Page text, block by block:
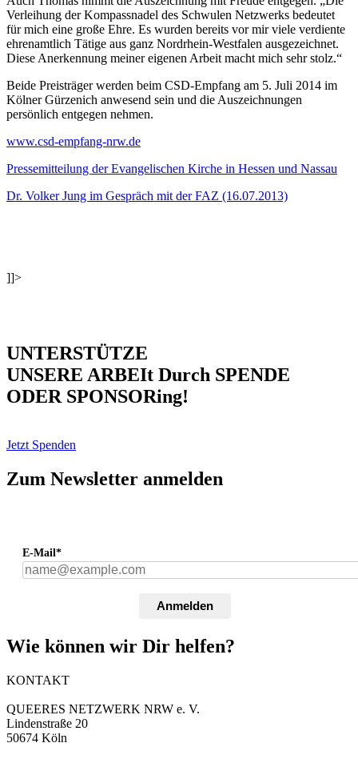
Verleihung der Kompassnadel des Schwulen Netzwerks bedeutet
für mich eine große Ehre. Es wurden bereits vor mir viele verdiente
ehrenamtlich Tätige aus ganz Nordrhein-Westfalen ausgezeichnet.
Diese Anerkennung meiner eigenen Arbeit macht mich sehr stolz.“
Beide Preisträger werden beim CSD-Empfang am 5. Juli 2014 im
Kölner Gürzenich anwesend sein und die Auszeichnungen
persönlich entgegen nehmen.
www.csd-empfang-nrw.de
Pressemitteilung der Evangelischen Kirche in Hessen und Nassau
Dr. Volker Jung im Gespräch mit der FAZ (16.07.2013)
]]>
UNTERSTÜTZE
UNSERE ARBEIt Durch SPENDE
ODER SPONSORing!
Jetzt Spenden
Zum Newsletter anmelden
E-Mail*
Anmelden
Wie können wir Dir helfen?
KONTAKT
QUEERES NETZWERK NRW e. V.
Lindenstraße 20
50674 Köln